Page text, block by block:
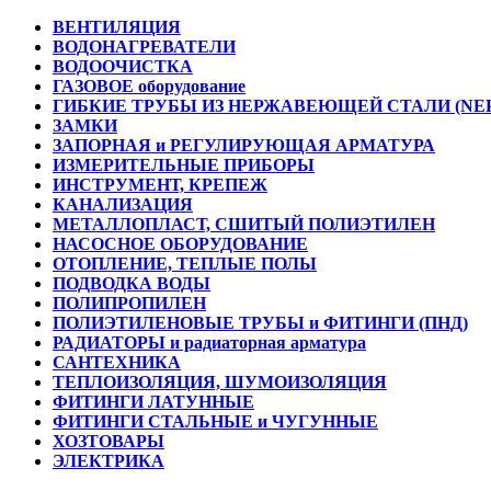
ВЕНТИЛЯЦИЯ
ВОДОНАГРЕВАТЕЛИ
ВОДООЧИСТКА
ГАЗОВОЕ оборудование
ГИБКИЕ ТРУБЫ ИЗ НЕРЖАВЕЮЩЕЙ СТАЛИ
ЗАМКИ
ЗАПОРНАЯ и РЕГУЛИРУЮЩАЯ АРМАТУРА
ИЗМЕРИТЕЛЬНЫЕ ПРИБОРЫ
ИНСТРУМЕНТ, КРЕПЕЖ
КАНАЛИЗАЦИЯ
МЕТАЛЛОПЛАСТ, СШИТЫЙ ПОЛИЭТИЛЕН
НАСОСНОЕ ОБОРУДОВАНИЕ
ОТОПЛЕНИЕ, ТЕПЛЫЕ ПОЛЫ
ПОДВОДКА ВОДЫ
ПОЛИПРОПИЛЕН
ПОЛИЭТИЛЕНОВЫЕ ТРУБЫ и ФИТИНГИ (ПНД)
РАДИАТОРЫ и радиаторная арматура
САНТЕХНИКА
ТЕПЛОИЗОЛЯЦИЯ, ШУМОИЗОЛЯЦИЯ
ФИТИНГИ ЛАТУННЫЕ
ФИТИНГИ СТАЛЬНЫЕ и ЧУГУННЫЕ
ХОЗТОВАРЫ
ЭЛЕКТРИКА